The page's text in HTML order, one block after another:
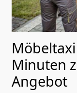
Minuten
Angebot